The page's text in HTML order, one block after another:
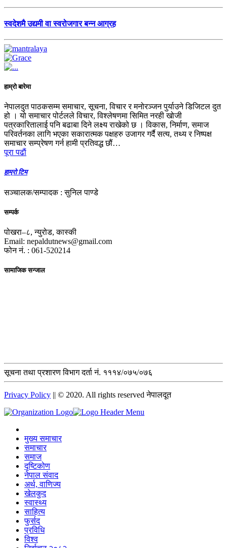
स्वदेशमै उद्यमी वा स्वरोजगार बन्न आग्रह
हाम्रो बारेमा
नेपालदुत पाठकसम्म समाचार, सूचना, विचार र मनोरञ्जन पुर्याउने डिजिटल दुत
हो । यो समाचार पोर्टलले विचार, विश्लेषणमा सिमित नरही खोजी
पत्रकारितालाई पनि बढाबा दिने लक्ष्य राखेको छ । विकास, निर्माण, समाज
परिवर्तनका लागि भएका सकारात्मक पक्षहरु उजागर गर्दै सत्य, तथ्य र निष्पक्ष
समाचार सम्प्रेषण गर्न हामी प्रतिवद्ध छौं…
पूरा पढाैं
हाम्रो टिम
सञ्चालक/सम्पादक : सुनिल पाण्डे
सम्पर्क
पोखरा–८, न्युरोड, कास्की
Email: nepaldutnews@gmail.com
फोन नं. : 061-520214
सामाजिक सन्जाल
सूचना तथा प्रशारण विभाग दर्ता नं. १११४/०७५/०७६
Privacy Policy || © 2020. All rights reserved नेपालदूत
मुख्य समाचार
समाचार
समाज
दृष्टिकोण
नेपाल संवाद
अर्थ, वाणिज्य
खेलकुद
स्वास्थ्य
साहित्य
फुर्सद
प्रविधि
विश्व